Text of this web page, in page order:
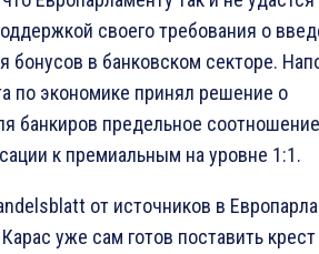
своего требования о
бонусов в банковском секторе.
по экономике принял решение о
банкиров предельное соотношение
к премиальным на уровне 1:1.
от источников в
уже сам готов поставить крест